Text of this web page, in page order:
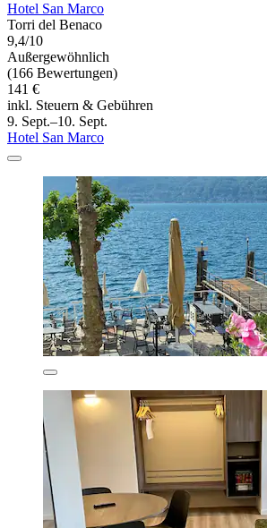
Hotel San Marco
Torri del Benaco
9,4/10
Außergewöhnlich
(166 Bewertungen)
141 €
inkl. Steuern & Gebühren
9. Sept.–10. Sept.
Hotel San Marco